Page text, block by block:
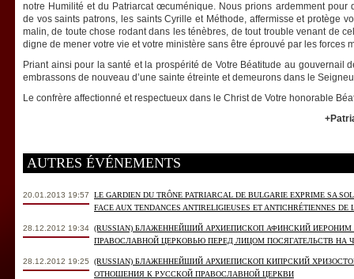
notre Humilité et du Patriarcat œcuménique. Nous prions ardemment pour
de vos saints patrons, les saints Cyrille et Méthode, affermisse et protège
malin, de toute chose rodant dans les ténèbres, de tout trouble venant de
digne de mener votre vie et votre ministère sans être éprouvé par les forces
Priant ainsi pour la santé et la prospérité de Votre Béatitude au gouvernail
embrassons de nouveau d’une sainte étreinte et demeurons dans le
Le confrère affectionné et respectueux dans le Christ de Votre honorable
AUTRES ÉVÉNEMENTS
20.01.2013 19:57
LE GARDIEN DU TRÔNE PATRIARCAL DE BULGARIE EXPRIME SA
FACE AUX TENDANCES ANTIRELIGIEUSES ET ANTICHRÉTIENNES DE
28.12.2012 19:34 (RUSSIAN) БЛАЖЕННЕЙШИЙ АРХИЕПИСКОП АФИНСКИЙ
ПРАВОСЛАВНОЙ ЦЕРКОВЬЮ ПЕРЕД ЛИЦОМ ПОСЯГАТЕЛЬСТВ НА
28.12.2012 19:25
(RUSSIAN) БЛАЖЕННЕЙШИЙ АРХИЕПИСКОП КИПРСКИЙ
ОТНОШЕНИЯ К РУССКОЙ ПРАВОСЛАВНОЙ ЦЕРКВИ